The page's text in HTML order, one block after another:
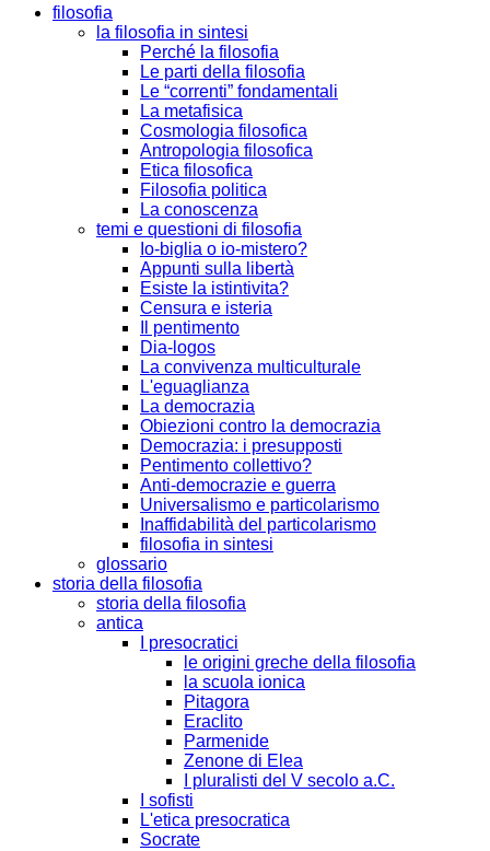
filosofia
la filosofia in sintesi
Perché la filosofia
Le parti della filosofia
Le “correnti” fondamentali
La metafisica
Cosmologia filosofica
Antropologia filosofica
Etica filosofica
Filosofia politica
La conoscenza
temi e questioni di filosofia
Io-biglia o io-mistero?
Appunti sulla libertà
Esiste la istintivita?
Censura e isteria
Il pentimento
Dia-logos
La convivenza multiculturale
L'eguaglianza
La democrazia
Obiezioni contro la democrazia
Democrazia: i presupposti
Pentimento collettivo?
Anti-democrazie e guerra
Universalismo e particolarismo
Inaffidabilità del particolarismo
filosofia in sintesi
glossario
storia della filosofia
storia della filosofia
antica
I presocratici
le origini greche della filosofia
la scuola ionica
Pitagora
Eraclito
Parmenide
Zenone di Elea
I pluralisti del V secolo a.C.
I sofisti
L'etica presocratica
Socrate